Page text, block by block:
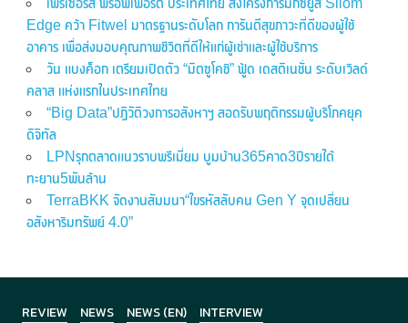
เฟรเซอร์ส พร็อพเพอร์ตี้ ประเทศไทย ส่งโครงการมิกซ์ยูส Silom
Edge คว้า Fitwel มาตรฐานระดับโลก การันตีสุขภาวะที่ดีของผู้ใช้
อาคาร เพื่อส่งมอบคุณภาพชีวิตที่ดีให้แก่ผู้เช่าและผู้ใช้บริการ
วัน แบงค็อก เตรียมเปิดตัว “มิตซูโคชิ” ฟู้ด เดสติเนชั่น ระดับเวิลด์
คลาส แห่งแรกในประเทศไทย
“Big Data”ปฏิวัติวงการอสังหาฯ สอดรับพฤติกรรมผู้บริโภคยุค
ดิจิทัล
LPNรุกตลาดแนวราบพรีเมี่ยม บูมบ้าน365คาด3ปีรายได้
ทะยาน5พันล้าน
TerraBKK จัดงานสัมมนา“ไขรหัสลับคน Gen Y จุดเปลี่ยน
อสังหาริมทรัพย์ 4.0”
REVIEW NEWS NEWS (EN) INTERVIEW